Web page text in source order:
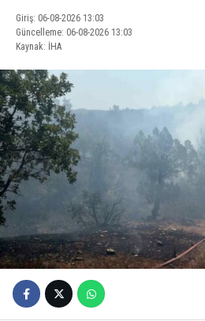
Giriş: 06-08-2026 13:03
Güncelleme: 06-08-2026 13:03
Kaynak: İHA